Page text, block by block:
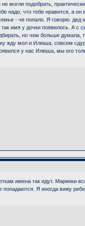
могли подобрать,
надо, что тебе нравится, а он
- че попало. Я говорю. дед
имя у дочки появилось. А с
но чем больше
жду мол и Илюша, совсем
у нас Илюша, мы его
имена так идут. Маринки
Я иногда вижу